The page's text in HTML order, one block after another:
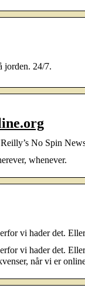
jorden. 24/7.
No Spin
whenever.
vi hader det.
vi hader det.
når vi er